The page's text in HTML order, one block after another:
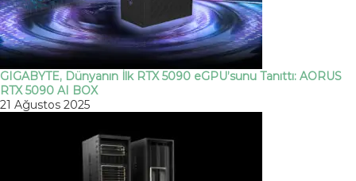
GIGABYTE, Dünyanın İlk RTX 5090 eGPU’sunu Tanıttı: AORUS
RTX 5090 AI BOX
21 Ağustos 2025